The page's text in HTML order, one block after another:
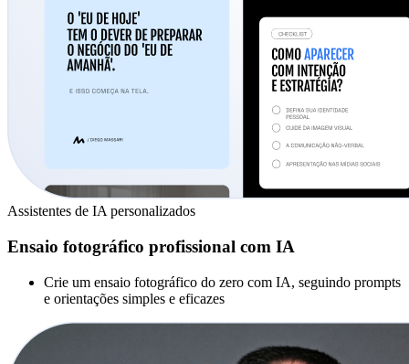
Assistentes de IA personalizados
Ensaio fotográfico profissional com IA
Crie um ensaio fotográfico do zero com IA, seguindo prompts
e orientações simples e eficazes